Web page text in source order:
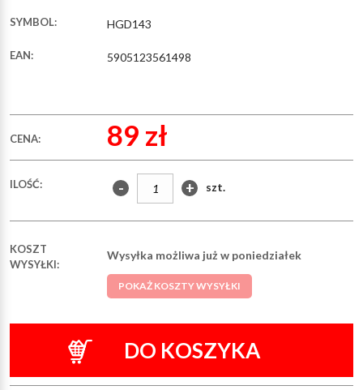
SYMBOL: HGD143
EAN: 5905123561498
CENA: 89 zł
ILOŚĆ: - + szt.
KOSZT
WYSYŁKI:
Wysyłka możliwa już w poniedziałek
POKAŻ KOSZTY WYSYŁKI
DO KOSZYKA